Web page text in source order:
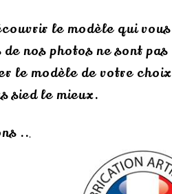
le modèle qui vous
nos photos ne sont pas
le modèle de votre choix
sied le mieux.
...